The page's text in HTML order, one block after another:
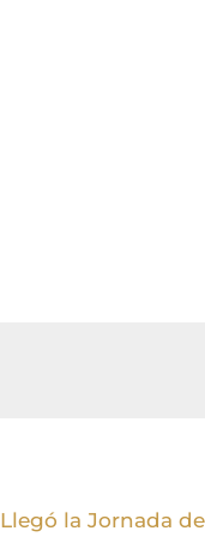
Llegó la Jornada